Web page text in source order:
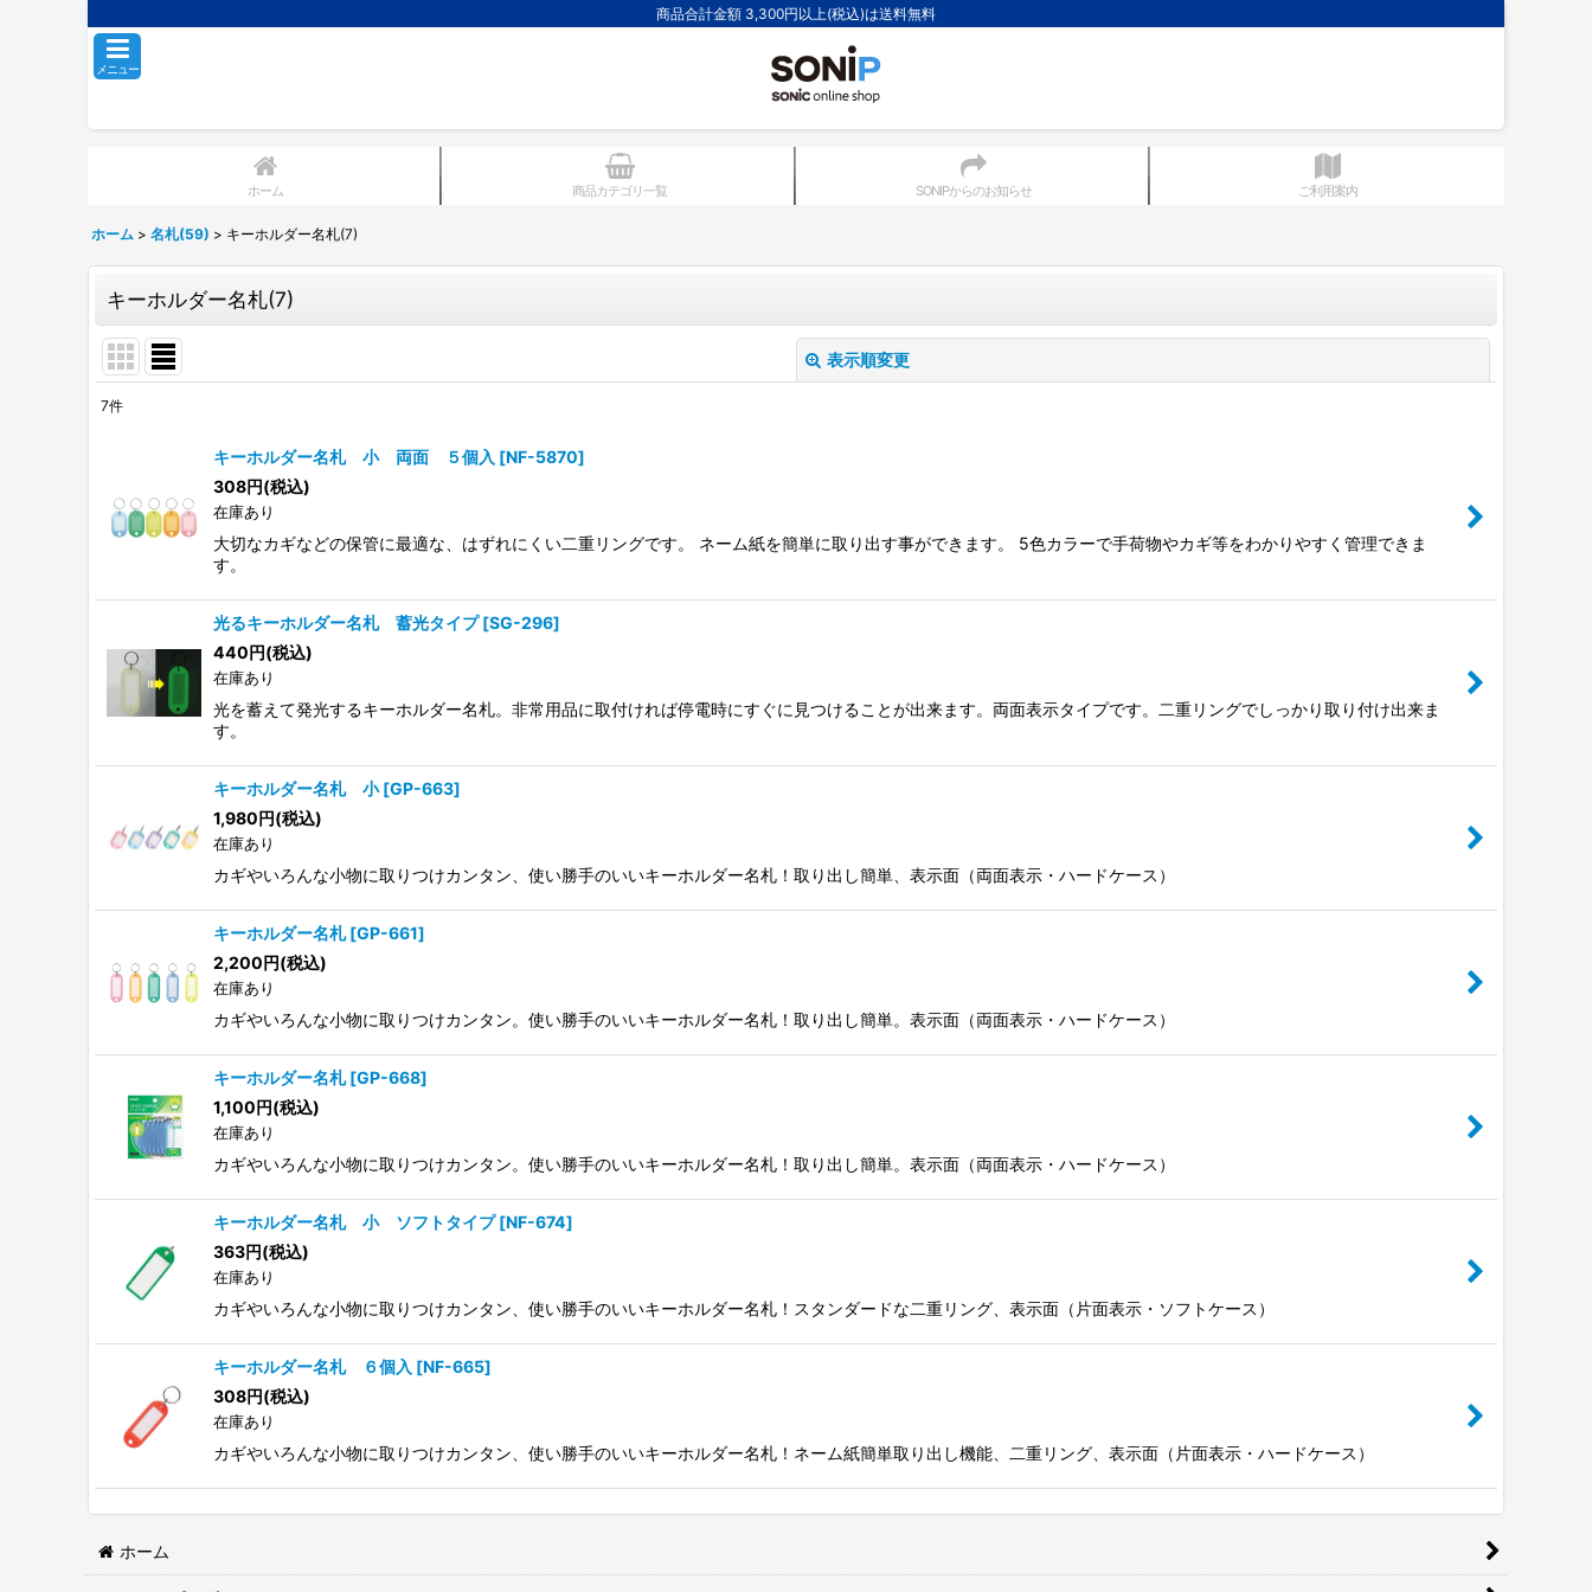
商品合計金額 3,300円以上(税込)は送料無料
メニュー
ホーム 商品カテゴリ一覧 SONIPからのお知らせ ご利用案内
ホーム > 名札(59) > キーホルダー名札(7)
キーホルダー名札(7)
表示順変更
並び順 :
絞り込む
7件
キーホルダー名札 小 両面 ５個入 [NF-5870]
308円(税込)
在庫あり
大切なカギなどの保管に最適な、はずれにくい二重リングです。 ネーム紙を簡単に取り出す事ができます。 5色カラーで手荷物やカギ等をわかりやすく管理できま
す。
光るキーホルダー名札 蓄光タイプ [SG-296]
440円(税込)
在庫あり
光を蓄えて発光するキーホルダー名札。非常用品に取付ければ停電時にすぐに見つけることが出来ます。両面表示タイプです。二重リングでしっかり取り付け出来ま
す。
キーホルダー名札 小 [GP-663]
1,980円(税込)
在庫あり
カギやいろんな小物に取りつけカンタン、使い勝手のいいキーホルダー名札！取り出し簡単、表示面（両面表示・ハードケース）
キーホルダー名札 [GP-661]
2,200円(税込)
在庫あり
カギやいろんな小物に取りつけカンタン。使い勝手のいいキーホルダー名札！取り出し簡単。表示面（両面表示・ハードケース）
キーホルダー名札 [GP-668]
1,100円(税込)
在庫あり
カギやいろんな小物に取りつけカンタン。使い勝手のいいキーホルダー名札！取り出し簡単。表示面（両面表示・ハードケース）
キーホルダー名札 小 ソフトタイプ [NF-674]
363円(税込)
在庫あり
カギやいろんな小物に取りつけカンタン、使い勝手のいいキーホルダー名札！スタンダードな二重リング、表示面（片面表示・ソフトケース）
キーホルダー名札 ６個入 [NF-665]
308円(税込)
在庫あり
カギやいろんな小物に取りつけカンタン、使い勝手のいいキーホルダー名札！ネーム紙簡単取り出し機能、二重リング、表示面（片面表示・ハードケース）
ホーム